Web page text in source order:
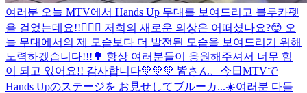
여러분 오늘 MTV에서 Hands Up 무대를 보여드리고 블루카펫
을 걸었는데요!!🙋🏻‍♂️ 저희의 새로운 의상은 어떠셨나요?😊 오
늘 무대에서의 제 모습보다 더 발전된 모습을 보여드리기 위해
노력하겠습니다!!!🌳 항상 여러분들이 응원해주셔서 너무 힘
이 되고 있어요!! 감사합니다💚💚💚 皆さん、今日MTVで
Hands Upのステージを お見せしてブルーカ...☀️여러분 다들